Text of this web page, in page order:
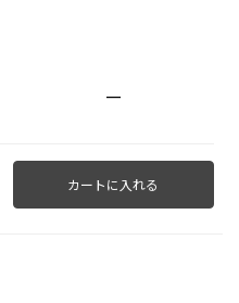
—
カートに入れる